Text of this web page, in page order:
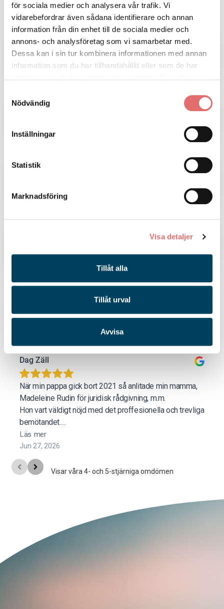
för sociala medier och analysera vår trafik. Vi
vidarebefordrar även sådana identifierare och annan
information från din enhet till de sociala medier och
annons- och analysföretag som vi samarbetar med.
Dessa kan i sin tur kombinera informationen med annan
information som du har tillhandahållit eller som de har
mer här.
Nödvändig
Inställningar
Statistik
Marknadsföring
Visa detaljer
Tillåt alla
Tillåt urval
Avvisa
hjälp med:
Bouppteckning
När en anhörig går bort måste man göra en
bouppteckning.
Arvskifte
ska fördelas.
Testamente
du inte längre finns.
Så säger våra kunder - se våra